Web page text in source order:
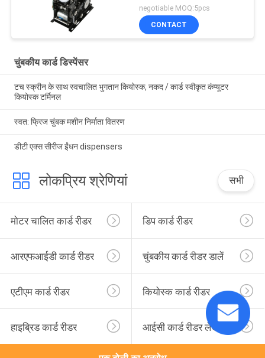
negotiable MOQ:5pcs
CONTACT
चुंबकीय कार्ड डिस्पेंसर
टच स्क्रीन के साथ स्वचालित भुगतान कियोस्क, नकद / कार्ड स्वीकृत कंप्यूटर
कियोस्क टर्मिनल
स्वत: फ्रिज चुंबक मशीन निर्माता वितरण
डीटी एक्स सीरीज ईंधन dispensers
लोकप्रिय श्रेणियां सभी
मोटर चालित कार्ड रीडर डिप कार्ड रीडर
आरएफआईडी कार्ड रीडर चुंबकीय कार्ड रीडर डालें
एटीएम कार्ड रीडर कियोस्क कार्ड रीडर
हाइब्रिड कार्ड रीडर आईसी कार्ड रीडर लेखक